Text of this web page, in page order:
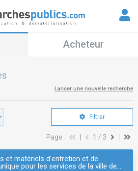
Acheteur
Lancer une nouvelle recherche
Filtrer
Page : 1 / 3
et matériels d'entretien et de
pour les services de la ville de…